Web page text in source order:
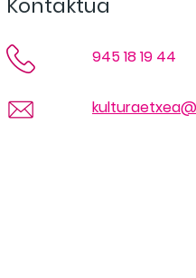
Kontaktua
945 18 19 44